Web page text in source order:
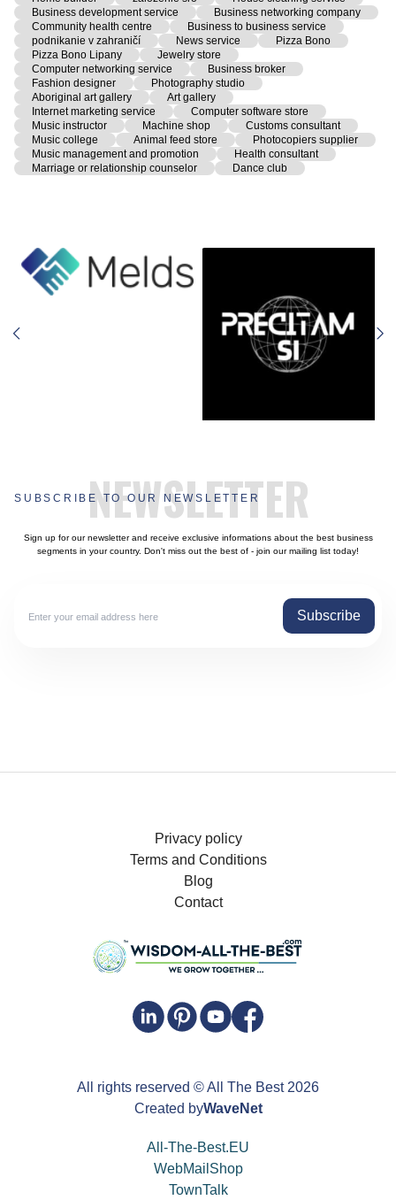
Business development service
Business networking company
Community health centre
Business to business service
podnikanie v zahraničí
News service
Pizza Bono
Pizza Bono Lipany
Jewelry store
Computer networking service
Business broker
Fashion designer
Photography studio
Aboriginal art gallery
Art gallery
Internet marketing service
Computer software store
Music instructor
Machine shop
Customs consultant
Music college
Animal feed store
Photocopiers supplier
Music management and promotion
Health consultant
Marriage or relationship counselor
Dance club
NEWSLETTER
SUBSCRIBE TO OUR NEWSLETTER
Sign up for our newsletter and receive exclusive informations about the best business
segments in your country. Don't miss out the best of - join our mailing list today!
Subscribe
Privacy policy
Terms and Conditions
Blog
Contact
All rights reserved © All The Best 2026
Created byWaveNet
All-The-Best.EU
WebMailShop
TownTalk